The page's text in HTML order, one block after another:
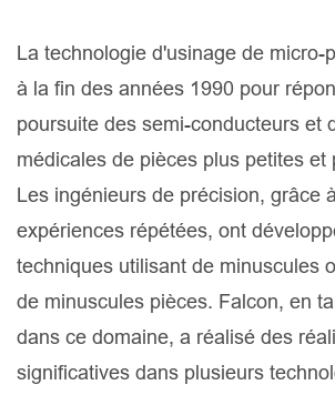
La technologie d'usinage de micro-
à la fin des années 1990 pour
poursuite des semi-conducteurs et
médicales de pièces plus petites et
Les ingénieurs de précision, grâce
expériences répétées, ont
techniques utilisant de minuscules
de minuscules pièces. Falcon, en
dans ce domaine, a réalisé des
significatives dans plusieurs